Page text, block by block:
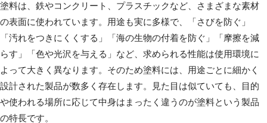
塗料は、鉄やコンクリート、プラスチックなど、さまざまな素材
の表面に使われています。用途も実に多様で、「さびを防ぐ」
「汚れをつきにくくする」「海の生物の付着を防ぐ」「摩擦を減
らす」「色や光沢を与える」など、求められる性能は使用環境に
よって大きく異なります。そのため塗料には、用途ごとに細かく
設計された製品が数多く存在します。見た目は似ていても、目的
や使われる場所に応じて中身はまったく違うのが塗料という製品
の特長です。